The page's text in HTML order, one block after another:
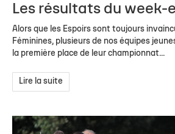
Les résultats du week-
Alors que les Espoirs sont toujours
Féminines, plusieurs de nos équipes
la première place de leur championnat...
Lire la suite